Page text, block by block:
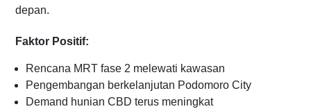
depan.
Faktor Positif:
Rencana MRT fase 2 melewati kawasan
Pengembangan berkelanjutan Podomoro City
Demand hunian CBD terus meningkat